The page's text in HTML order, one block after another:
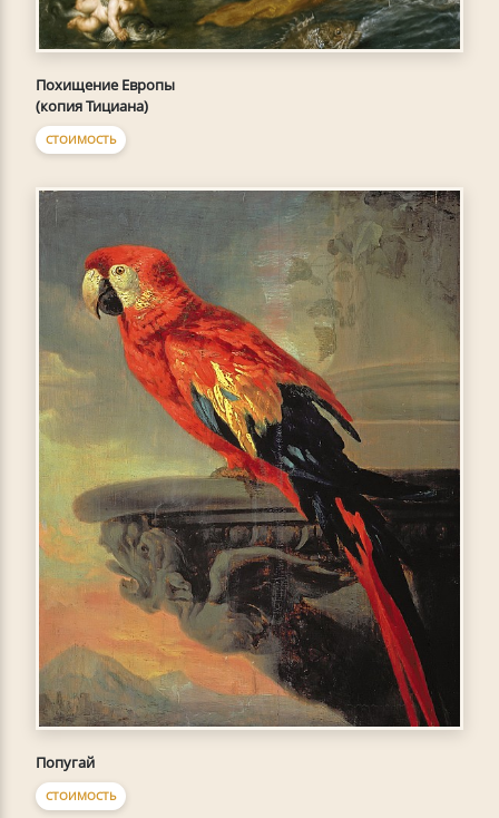
Похищение Европы
(копия Тициана)
СТОИМОСТЬ
Попугай
СТОИМОСТЬ